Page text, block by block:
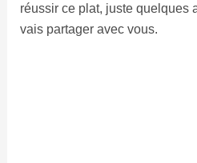
réussir ce plat, juste quelques
vais partager avec vous.